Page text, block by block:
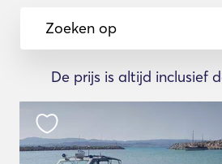
Zoeken op
De prijs is altijd inclusief